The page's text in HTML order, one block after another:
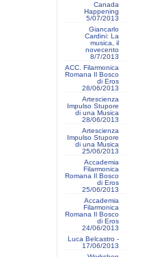
Canada
Happening
5/07/2013
Giancarlo
Cardini: La
musica, il
novecento
8/7/2013
ACC. Filarmonica
Romana Il Bosco
di Eros
28/06/2013
Artescienza
Impulso Stupore
di una Musica
28/06/2013
Artescienza
Impulso Stupore
di una Musica
25/06/2013
Accademia
Filarmonica
Romana Il Bosco
di Eros
25/06/2013
Accademia
Filarmonica
Romana Il Bosco
di Eros
24/06/2013
Luca Belcastro -
17/06/2013